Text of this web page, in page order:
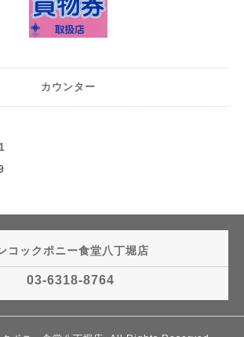
カウンター
コックポニー食堂八丁堀店
03-6318-8764